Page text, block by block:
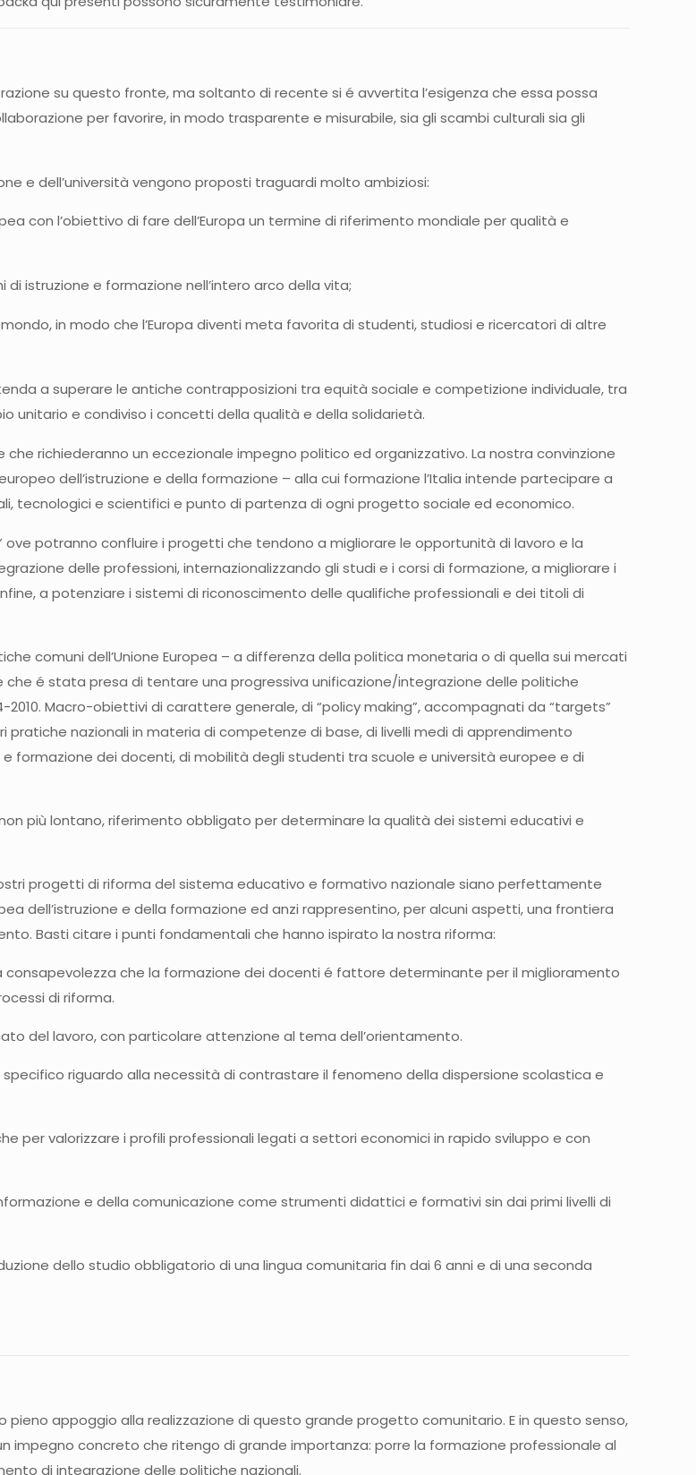
su questo fronte, ma soltanto di recente si é avvertita l’esigenza che essa possa
per favorire, in modo trasparente e misurabile, sia gli scambi culturali sia gli
e dell’università vengono proposti traguardi molto ambiziosi:
con l’obiettivo di fare dell’Europa un termine di riferimento mondiale per qualità e
istruzione e formazione nell’intero arco della vita;
in modo che l’Europa diventi meta favorita di studenti, studiosi e ricercatori di altre
a superare le antiche contrapposizioni tra equità sociale e competizione individuale, tra
unitario e condiviso i concetti della qualità e della solidarietà.
richiederanno un eccezionale impegno politico ed organizzativo. La nostra convinzione
dell’istruzione e della formazione – alla cui formazione l’Italia intende partecipare a
tecnologici e scientifici e punto di partenza di ogni progetto sociale ed economico.
potranno confluire i progetti che tendono a migliorare le opportunità di lavoro e la
delle professioni, internazionalizzando gli studi e i corsi di formazione, a migliorare i
a potenziare i sistemi di riconoscimento delle qualifiche professionali e dei titoli di
comuni dell’Unione Europea – a differenza della politica monetaria o di quella sui mercati
é stata presa di tentare una progressiva unificazione/integrazione delle politiche
Macro-obiettivi di carattere generale, di “policy making”, accompagnati da “targets”
nazionali in materia di competenze di base, di livelli medi di apprendimento
dei docenti, di mobilità degli studenti tra scuole e università europee e di
più lontano, riferimento obbligato per determinare la qualità dei sistemi educativi e
progetti di riforma del sistema educativo e formativo nazionale siano perfettamente
dell’istruzione e della formazione ed anzi rappresentino, per alcuni aspetti, una frontiera
Basti citare i punti fondamentali che hanno ispirato la nostra riforma:
consapevolezza che la formazione dei docenti é fattore determinante per il miglioramento
di riforma.
del lavoro, con particolare attenzione al tema dell’orientamento.
riguardo alla necessità di contrastare il fenomeno della dispersione scolastica e
per valorizzare i profili professionali legati a settori economici in rapido sviluppo e con
e della comunicazione come strumenti didattici e formativi sin dai primi livelli di
dello studio obbligatorio di una lingua comunitaria fin dai 6 anni e di una seconda
pieno appoggio alla realizzazione di questo grande progetto comunitario. E in questo senso,
concreto che ritengo di grande importanza: porre la formazione professionale al
di integrazione delle politiche nazionali.